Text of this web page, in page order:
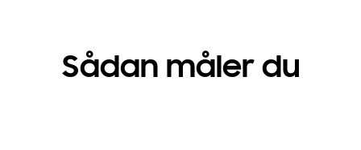
Sådan måler du